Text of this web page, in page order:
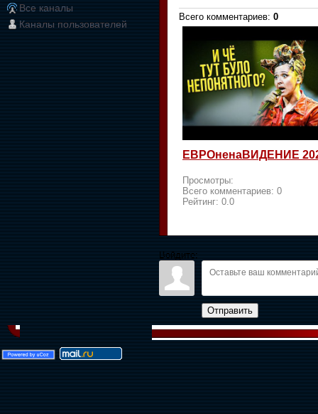
Все каналы
Каналы пользователей
Всего комментариев: 0
ЕВРОненаВИДЕНИЕ
Просмотры:
Всего комментариев: 0
Рейтинг: 0.0
Войдите:
Отправить